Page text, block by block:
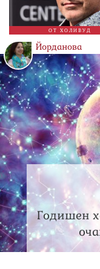
ОТ ХОЛИВУД
Йорданова
Годишен